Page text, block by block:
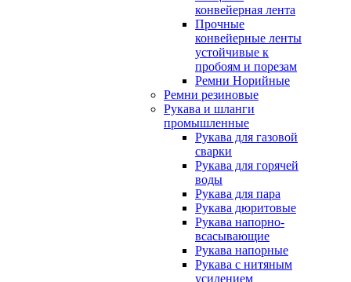
конвейерная лента
Прочные
конвейерные ленты
устойчивые к
пробоям и порезам
Ремни Норийные
Ремни резиновые
Рукава и шланги
промышленные
Рукава для газовой
сварки
Рукава для горячей
воды
Рукава для пара
Рукава дюритовые
Рукава напорно-
всасывающие
Рукава напорные
Рукава с нитяным
усилением